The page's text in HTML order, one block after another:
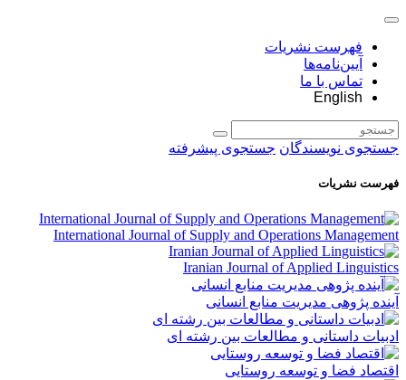
فهرست نشریات
آیین‌نامه‌ها
تماس با ما
English
جستجوی نویسندگان جستجوی پیشرفته
فهرست نشریات
International Journal of Supply and Operations Management
Iranian Journal of Applied Linguistics
آینده پژوهی مدیریت منابع انسانی
ادبیات داستانی و مطالعات بین رشته ای
اقتصاد فضا و توسعه روستایی